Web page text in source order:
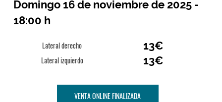
Domingo 16 de noviembre de 2025 -
18:00 h
Lateral derecho 13€
Lateral izquierdo 13€
VENTA ONLINE FINALIZADA